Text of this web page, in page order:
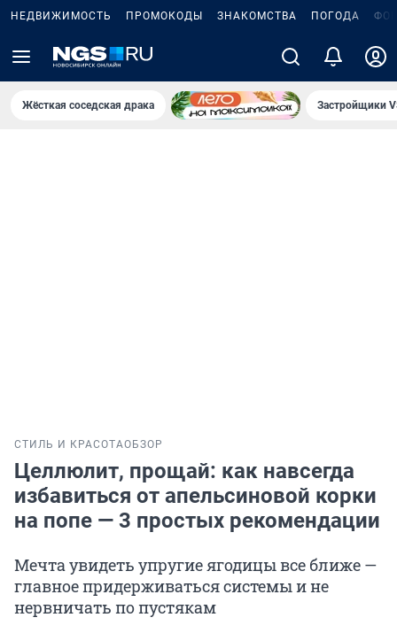
НЕДВИЖИМОСТЬ ПРОМОКОДЫ ЗНАКОМСТВА ПОГОДА
Жёсткая соседская драка Застройщики
СТИЛЬ И КРАСОТАОБЗОР
Целлюлит, прощай: как навсегда
избавиться от апельсиновой корки
на попе — 3 простых рекомендации
Мечта увидеть упругие ягодицы все ближе —
главное придерживаться системы и не
нервничать по пустякам